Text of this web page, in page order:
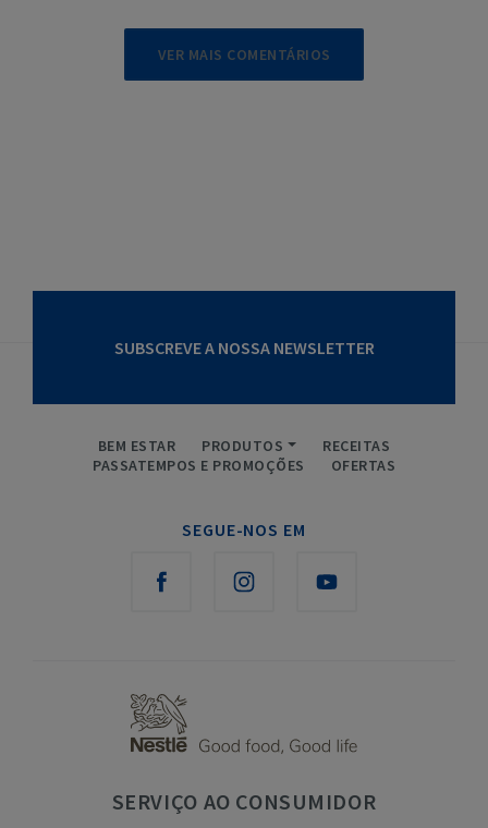
VER MAIS COMENTÁRIOS
SUBSCREVE A NOSSA NEWSLETTER
BEM ESTAR PRODUTOS
RECEITAS
PASSATEMPOS E PROMOÇÕES
OFERTAS
SEGUE-NOS EM
SERVIÇO AO CONSUMIDOR